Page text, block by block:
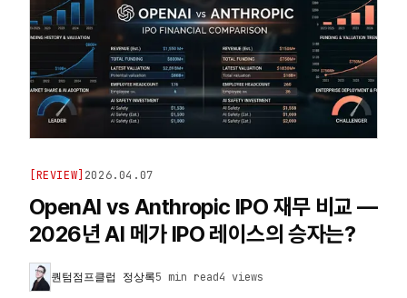
REVIEW 2026.04.07
OpenAI vs Anthropic IPO 재무 비교 —
2026년 AI 메가 IPO 레이스의 승자는?
퀀텀점프클럽 정상록5 min read4 views